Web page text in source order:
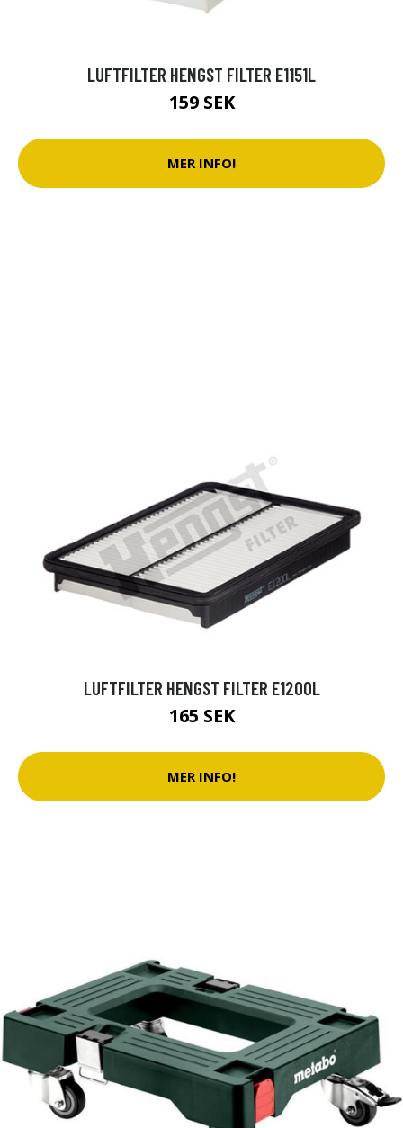
LUFTFILTER HENGST FILTER E1151L
159 SEK
MER INFO!
LUFTFILTER HENGST FILTER E1200L
165 SEK
MER INFO!